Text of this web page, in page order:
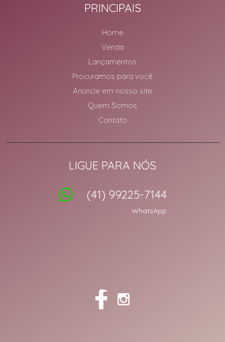
PRINCIPAIS
Home
Venda
Lançamentos
Procuramos para você
Anuncie em nosso site
Quem Somos
Contato
LIGUE PARA NÓS
(41) 99225-7144
WhatsApp